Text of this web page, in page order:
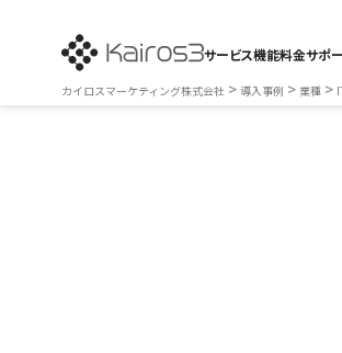
サービス機能料金サポ
カイロスマーケティング株式会社 > 導入事例 > 業種 >